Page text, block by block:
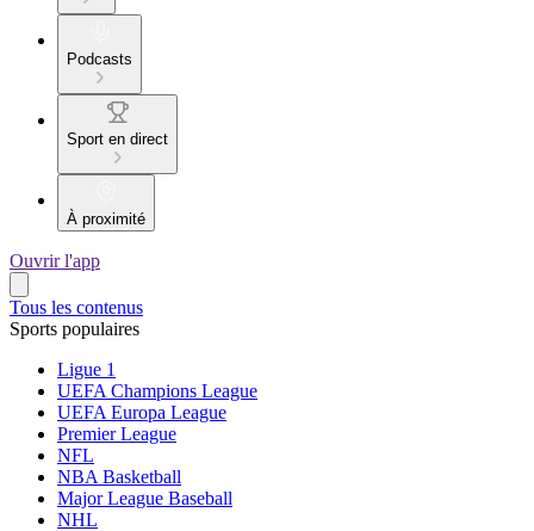
Podcasts
Sport en direct
À proximité
Ouvrir l'app
Tous les contenus
Sports populaires
Ligue 1
UEFA Champions League
UEFA Europa League
Premier League
NFL
NBA Basketball
Major League Baseball
NHL